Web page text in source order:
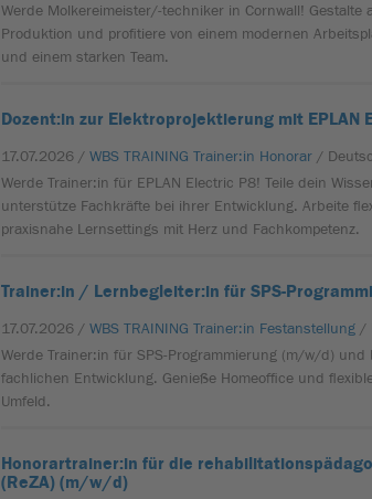
Werde Molkereimeister/-techniker in Cornwall!
Produktion und profitiere von einem modernen
und einem starken Team.
Dozent:in zur Elektroprojektierung mit
17.07.2026 /WBS TRAINING Trainer:in Honorar /
Werde Trainer:in für EPLAN Electric P8! Teile dein
unterstütze Fachkräfte bei ihrer Entwicklung. Arbeite
praxisnahe Lernsettings mit Herz und Fachkompetenz.
Trainer:in / Lernbegleiter:in für SPS-
17.07.2026 /WBS TRAINING Trainer:in Festanstellung /
Werde Trainer:in für SPS-Programmierung (m/w/d)
fachlichen Entwicklung. Genieße Homeoffice und
Umfeld.
Honorartrainer:in für die
(ReZA) (m/w/d)